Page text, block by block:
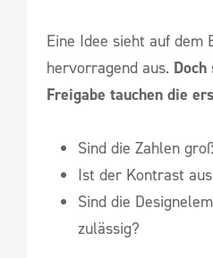
Eine Idee sieht auf dem
hervorragend aus.
Freigabe tauchen die
Sind die Zahlen
Ist der Kontrast
Sind die
zulässig?